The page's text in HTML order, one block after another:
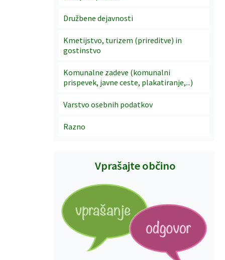
Družbene dejavnosti
Kmetijstvo, turizem (prireditve) in
gostinstvo
Komunalne zadeve (komunalni
prispevek, javne ceste, plakatiranje,...)
Varstvo osebnih podatkov
Razno
Vprašajte občino